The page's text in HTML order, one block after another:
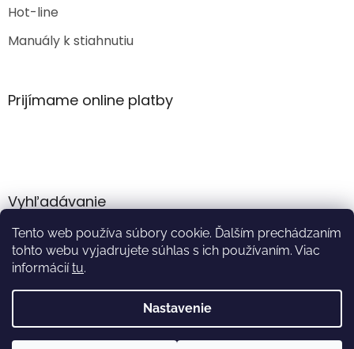
Tento web používa súbory cookie. Ďalším prechádzaním
tohto webu vyjadrujete súhlas s ich používaním. Viac
informáciítu.
Nastavenie
Hot-line
Manuály k stiahnutiu
Prijímame online platby
Vyhľadávanie
HĽADAŤ
Vytvoril Shoptet